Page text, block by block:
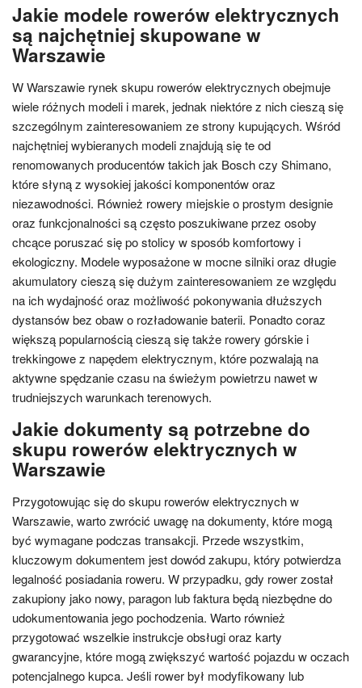
Jakie modele rowerów elektrycznych
są najchętniej skupowane w
Warszawie
W Warszawie rynek skupu rowerów elektrycznych obejmuje
wiele różnych modeli i marek, jednak niektóre z nich cieszą się
szczególnym zainteresowaniem ze strony kupujących. Wśród
najchętniej wybieranych modeli znajdują się te od
renomowanych producentów takich jak Bosch czy Shimano,
które słyną z wysokiej jakości komponentów oraz
niezawodności. Również rowery miejskie o prostym designie
oraz funkcjonalności są często poszukiwane przez osoby
chcące poruszać się po stolicy w sposób komfortowy i
ekologiczny. Modele wyposażone w mocne silniki oraz długie
akumulatory cieszą się dużym zainteresowaniem ze względu
na ich wydajność oraz możliwość pokonywania dłuższych
dystansów bez obaw o rozładowanie baterii. Ponadto coraz
większą popularnością cieszą się także rowery górskie i
trekkingowe z napędem elektrycznym, które pozwalają na
aktywne spędzanie czasu na świeżym powietrzu nawet w
trudniejszych warunkach terenowych.
Jakie dokumenty są potrzebne do
skupu rowerów elektrycznych w
Warszawie
Przygotowując się do skupu rowerów elektrycznych w
Warszawie, warto zwrócić uwagę na dokumenty, które mogą
być wymagane podczas transakcji. Przede wszystkim,
kluczowym dokumentem jest dowód zakupu, który potwierdza
legalność posiadania roweru. W przypadku, gdy rower został
zakupiony jako nowy, paragon lub faktura będą niezbędne do
udokumentowania jego pochodzenia. Warto również
przygotować wszelkie instrukcje obsługi oraz karty
gwarancyjne, które mogą zwiększyć wartość pojazdu w oczach
potencjalnego kupca. Jeśli rower był modyfikowany lub